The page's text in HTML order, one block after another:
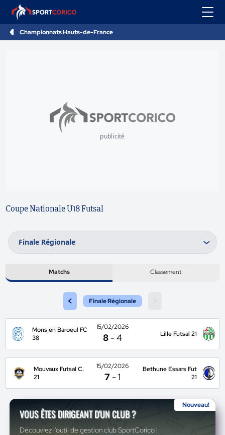
Championnats Hauts-de-France
publicité
Coupe Nationale U18 Futsal
Matchs Classement
< Finale Régionale
Mons en Baroeul FC
38
15/02/2026
8 -4 Lille Futsal 21
Mouvaux Futsal C.
21
15/02/2026
7 -1
Bethune Essars Fut
21
Nouveau!
VOUS ÊTES DIRIGEANT D'UN CLUB ?
Découvrez l'outil de gestion club SportCorico !